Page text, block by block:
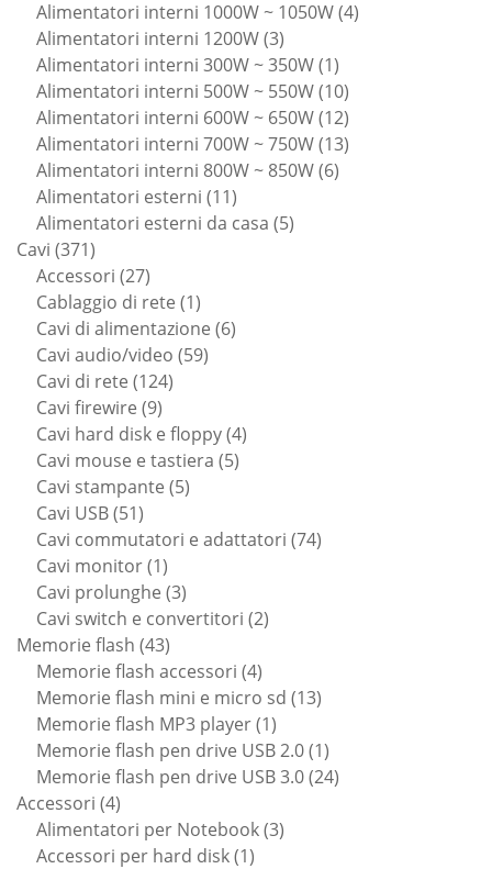
prodotti
Alimentatori interni 1000W ~ 1050W 44
Alimentatori interni 1200W 33
prodotti
Alimentatori interni 300W ~ 350W 11
prodotto
Alimentatori interni 500W ~ 550W 1010
prodotti
Alimentatori interni 600W ~ 650W 1212
prodotti
Alimentatori interni 700W ~ 750W 1313
Alimentatori interni 800W ~ 850W 66
Alimentatori esterni 1111
prodotti
Alimentatori esterni da casa 55
Cavi 371371
prodotti
Accessori 2727
prodotti
Cablaggio di rete 11
prodotto
Cavi di alimentazione 66
Cavi audio/video 5959
Cavi di rete 124124
Cavi firewire 99
prodotti
Cavi hard disk e floppy 44
Cavi mouse e tastiera 55
Cavi stampante 55
Cavi USB 5151
prodotti
Cavi commutatori e adattatori 7474
Cavi monitor 11
prodotto
Cavi prolunghe 33
prodotti
Cavi switch e convertitori 22
Memorie flash 4343
prodotti
Memorie flash accessori 44
prodotti
Memorie flash mini e micro sd 1313
Memorie flash MP3 player 11
prodotto
Memorie flash pen drive USB 2.0 11
prodotto
Memorie flash pen drive USB 3.0 2424
Accessori 44
prodotti
Alimentatori per Notebook 33
Accessori per hard disk 11